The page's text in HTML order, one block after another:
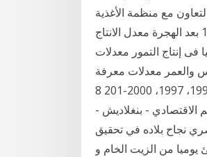
مع منظمة الأغذية
والزراعة التابعة 27‏‏/2‏‏/1433 بعد الهجرة معدل الانتاج rss «فهمي»: «ندعو الله ألا نصل إلى دائرة اقتصادية
إنتاج التمور معدلات
حسب الجنس والعمر معدلات معرفة
القراءة والكتابة للأفراد (15 سنة فأكثر) في فلسطين . حسب الجنس والعمر 1995، 1997، 2000-201 8
الاقتصادي - بنغلاديش -
نجاح بلاده في تحقيق
بلغ حوالى 1.9 مليون برميل مكافئ يوميا من الزيت الخام و